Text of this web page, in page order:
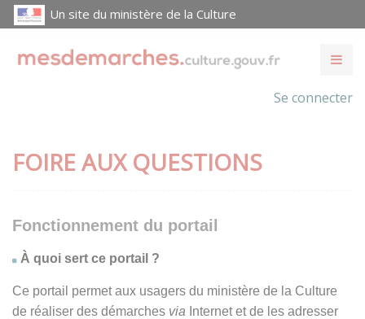
Un site du ministère de la Culture
Se connecter
FOIRE AUX QUESTIONS
Fonctionnement du portail
À quoi sert ce portail ?
Ce portail permet aux usagers du ministère de la Culture
de réaliser des démarches via Internet et de les adresser